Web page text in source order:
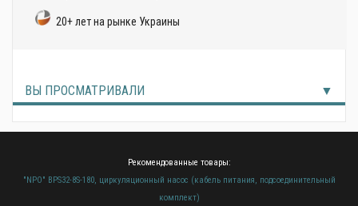
20+ лет на рынке Украины
ВЫ ПРОСМАТРИВАЛИ
Рекомендованные товары:
"NPO" BPS32-8S-180, циркуляционный насос (кабель питания, подсоединительный
комплект)